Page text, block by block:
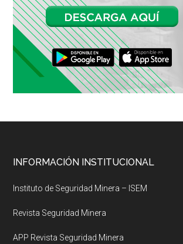
Footer
INFORMACIÓN INSTITUCIONAL
Instituto de Seguridad Minera – ISEM
Revista Seguridad Minera
APP Revista Seguridad Minera